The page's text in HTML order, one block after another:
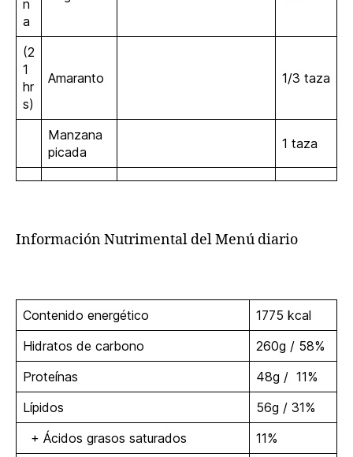
n
a
(2
1
hr
s)
Amaranto 1/3 taza
Manzana
picada
1 taza
Información Nutrimental del Menú diario
Contenido energético
1775 kcal
Hidratos de carbono
260g / 58%
Proteínas
48g / 11%
Lípidos
56g / 31%
+ Ácidos grasos saturados
11%